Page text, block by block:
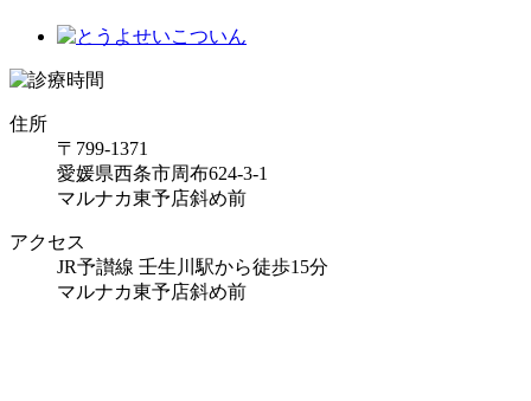
住所
〒799-1371
愛媛県西条市周布624-3-1
マルナカ東予店斜め前
アクセス
JR予讃線 壬生川駅から徒歩15分
マルナカ東予店斜め前